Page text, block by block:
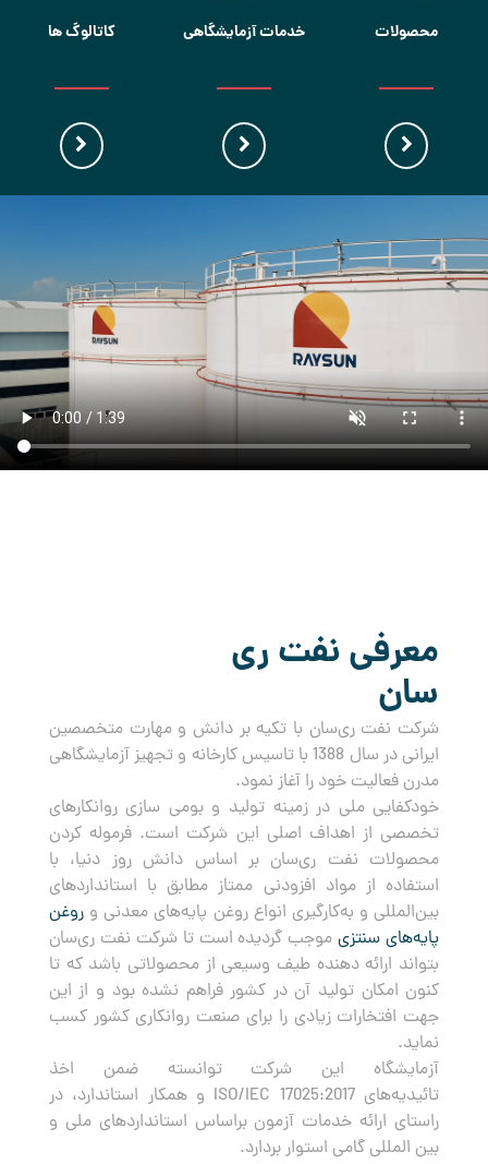
محصولات خدمات آزمایشگاهی کاتالوگ ها
معرفی نفت ری
سان
شرکت نفت ری‌سان با تکیه بر دانش و مهارت متخصصین
ایرانی در سال 1388 با تاسیس کارخانه و تجهیز آزمایشگاهی
مدرن فعالیت خود را آغاز نمود.
خودکفایی ملی در زمینه تولید و بومی سازی روانکارهای
تخصصی از اهداف اصلی این شرکت است. فرموله کردن
محصولات نفت ری‌سان بر اساس دانش روز دنیا، با
استفاده از مواد افزودنی ممتاز مطابق با استانداردهای
بین‌المللی و به‌کارگیری انواع روغن پایه‌های معدنی وروغن
پایه‌های سنتزیموجب گردیده است تا شرکت نفت ری‌سان
بتواند ارائه دهنده طیف وسیعی از محصولاتی باشد که تا
کنون امکان تولید آن در کشور فراهم نشده بود و از این
جهت افتخارات زیادی را برای صنعت روانکاری کشور کسب
نماید.
آزمایشگاه این شرکت توانسته ضمن اخذ
تائیدیه‌های ISO/IEC 17025:2017 و همکار استاندارد، در
راستای ارائه خدمات آزمون براساس استانداردهای ملی و
بین المللی گامی استوار بردارد.